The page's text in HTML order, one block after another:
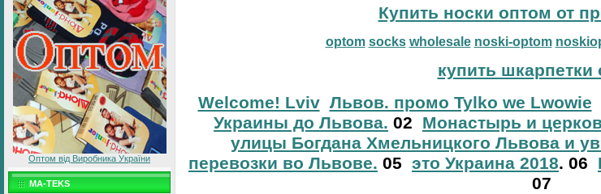
Оптом від Виробника України
MA-TEKS
Купить носки оптом от
optom socks wholesale noski-optom
купить шкарпетки
Welcome! Lviv Львов. промо Tylko we Lwowie
Украины до Львова. 02 Монастырь и
улицы Богдана Хмельницкого Львова и
перевозки во Львове. 05 это Украина 2018. 06
07